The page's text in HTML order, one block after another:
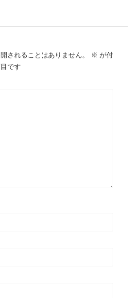
されることはありません。 ※ が付
です